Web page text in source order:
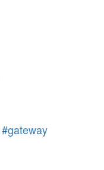
#gateway